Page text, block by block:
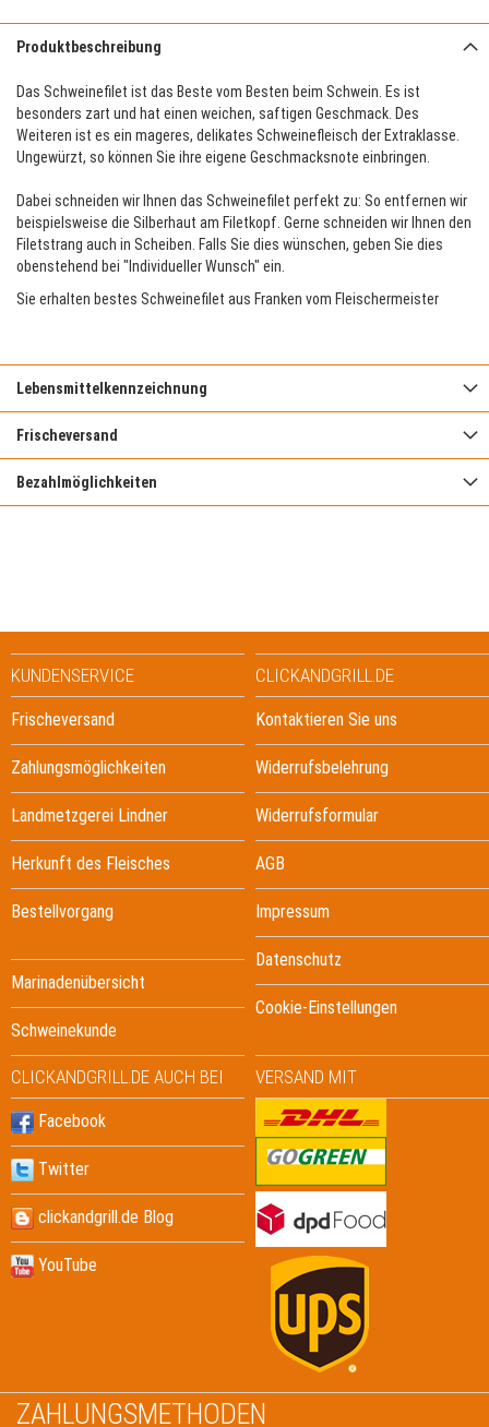
Produktbeschreibung
Das Schweinefilet ist das Beste vom Besten beim Schwein. Es ist
besonders zart und hat einen weichen, saftigen Geschmack. Des
Weiteren ist es ein mageres, delikates Schweinefleisch der Extraklasse.
Ungewürzt, so können Sie ihre eigene Geschmacksnote einbringen.
Dabei schneiden wir Ihnen das Schweinefilet perfekt zu: So entfernen wir
beispielsweise die Silberhaut am Filetkopf. Gerne schneiden wir Ihnen den
Filetstrang auch in Scheiben. Falls Sie dies wünschen, geben Sie dies
obenstehend bei "Individueller Wunsch" ein.
Sie erhalten bestes Schweinefilet aus Franken vom Fleischermeister
Lebensmittelkennzeichnung
Frischeversand
Bezahlmöglichkeiten
KUNDENSERVICE
Frischeversand
Zahlungsmöglichkeiten
Landmetzgerei Lindner
Herkunft des Fleisches
Bestellvorgang
Marinadenübersicht
Schweinekunde
CLICKANDGRILL.DE
Kontaktieren Sie uns
Widerrufsbelehrung
Widerrufsformular
AGB
Impressum
Datenschutz
Cookie-Einstellungen
CLICKANDGRILL.DE AUCH BEI
Facebook
Twitter
clickandgrill.de Blog
YouTube
VERSAND MIT
ZAHLUNGSMETHODEN